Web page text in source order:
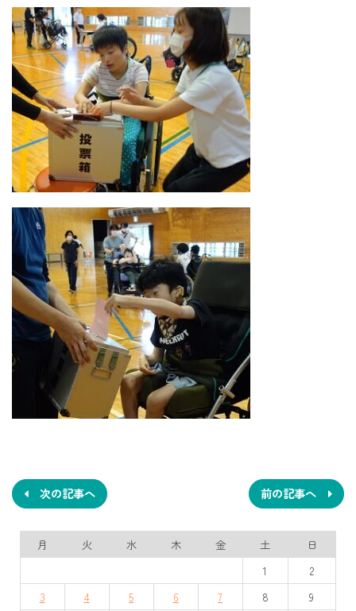
稿
ナ
ビ
ゲ
ー
前の記事へ
次の記事へ
月 火 水 木 金 土
日
1
2
3
4 5 6 7 8 9